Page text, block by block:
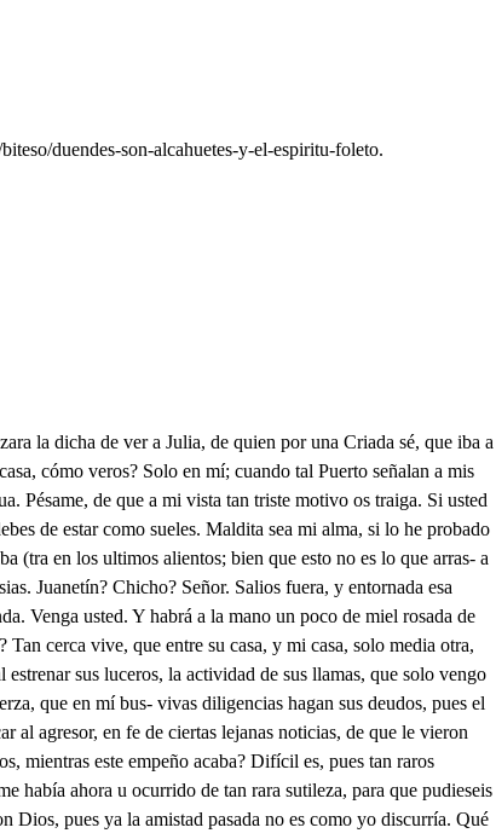
duendes-son-alcahuetes-y-el-espiritu-foleto.
pada, no quise, señora Julia, llegar, hasta que quedaráis sola, a daros a entender, que lo he visto; y pues la saña que hoy disimula, quizá se satisfara mañana; quedad con Dios. Aguardad, que no será bien que añada, ni atrevimientos la duda, ni recelos la ignorancia. Puede mentir mi sospecha? Sí, porque al fin es villana. Y la prenda con que ahora sobornó a vuestra criada, también miente? También miente, pues, mas mi tío! Bien haya él, pues le tapó la boca, porque yo no vomitara la sortija. Fuerza es ya hacer a su fuga espaldas. Tápate bien. Si yo fuese tan dichoso, que encontrara este Médico Extranjero, que hoy, para pasar a Capua, hace transito en Florencia, quizá su ciencia templara las tristezas de mi hija, en cuya beldad mis canas cifran todo su sosiego. Puesto que en mí no repara, divertido, mejor es irme sin hablarle. s. Oh cuántas penas, ay Irene mía! me cuesta la extraordinaría condición tuya. Tras ella, por si pudí ese alcanzarla, (pues no es posible que viva hasta que me satisfaga) es bien que vaya. Señor, donde de aquesta manera vamos ascuras? Que fuera tan notable nuestro error, que una luz no hayas traído! Quién ha de creer, que entre- abierta no haya ventana, ni puerta? No obstante tengo, atrevido, de examinarla, aunque muerto me saquen de aquí. Agua va Qué tienes? Que me va ya apuntando el desconcierto. Que siempre tus frialdades me hayan de enfadar así! Señor, vámonos de aquí, por las tres necesidades. Ya no es fácil, pues apenas sabré por donde he venido. Jesucristo, que ya el ruido se escucha de las cadenas. Anda, y calla. Quién va allá? Hablaron? Yo no lo sé: que me da un que se yo qué, que no sé lo que me da. Raro caso! mas qué dudo, si está mi valor conmigo? Ay Dios mío! Quién va, digo? Quién lo pregunta? Quién pudó. Quién pudo? Ahora echas brabatas a un duendecillo hablador? No diréis quién sois? Señor? que me tiran de las patas! Yo soy de esta estancia sola el dueño. Esta casa no tiene más dueño que yo. Ya lo veréis: luces, hola. Toma, si purga. Un hombre es, y tiene el rostro cubierto. Cuál aprieta el desconcierto mas no ha de apretar después de ver como sus cautelas alumbran nuestras manías, si es trasgo enciende bugias el duende matacandelas? No sé qué haga. (soy, Caballero, pues ya veis, que un hombre y que en esta casa estoy; qué mandáis? Saber primero quien a ella os ha traído. Yo os quitaré ese cuidado en yéndose ese criado. Si es por eso, ya se ha ido. Chicho, vete, y a la puerta me espera. Y quién de aquí allá me alumbra? No faltara: hola. Tenga usted, y advierta, que aquí estoy bien con los dos. Que hayas de ser siempre así! Si me meneare de aquí, mala muerte me dé Dios. Ven, que yo te guiaré hasta el portal. Eso vaya, no sea que al paso haya quien me dé, sin que me dé. Hidalgo, vuelvo al instante. Señor Duende, a la obediencia. Duende yo? buena inocencia. Posible es, que no te espante quedarte en parte tan sola con él? Pues qué ay, que me a